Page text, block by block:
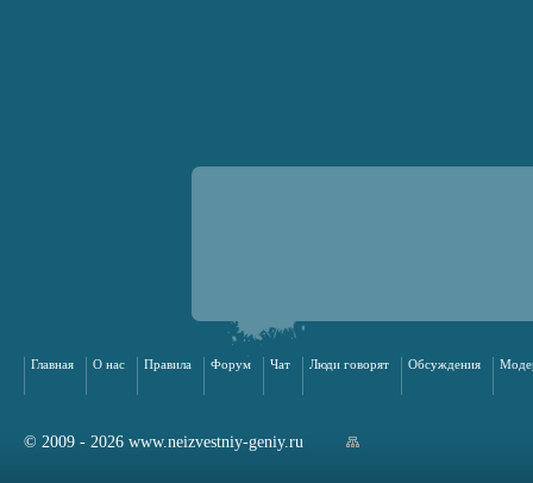
Главная О нас Правила Форум Чат Люди говорят Обсуждения
© 2009 - 2026 www.neizvestniy-geniy.ru
сайта